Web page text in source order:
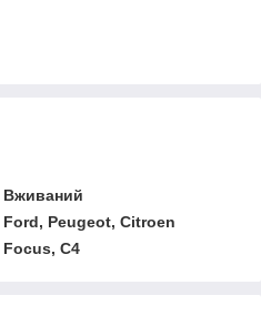
Вживаний
Ford, Peugeot, Citroen
Focus, C4